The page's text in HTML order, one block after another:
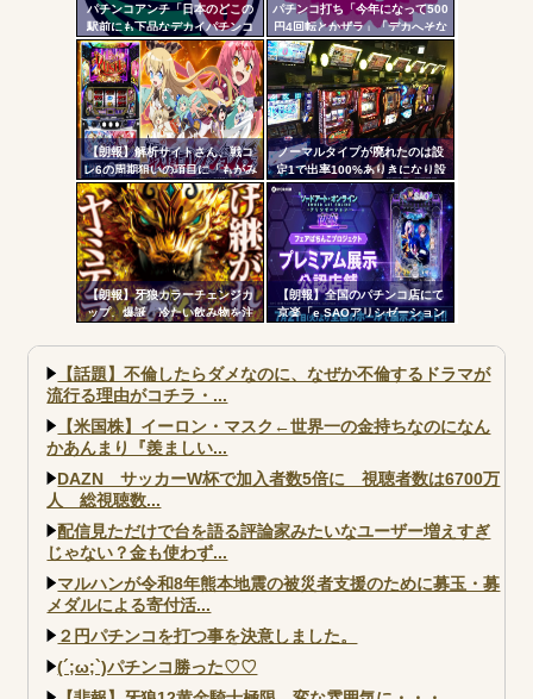
パチンコアンチ「日本のどこの
駅前にも下品なデカイパチンコ
屋があって恥ずかしい」
パチンコ打ち「今年になって500
円4回転とかザラ」「デカへそな
のに10回転とかザラ」←これほ
んまかよ？
【朗報】解析サイトさん、戦コ
レ6の周期狙いの項目に「もがみ
んの尻画像」を採用
ノーマルタイプが廃れたのは設
定1で出率100%ありきになり設
定1放置がデフォになったから
【朗報】牙狼カラーチェンジカ
ップ、爆誕 冷たい飲み物を注
【朗報】全国のパチンコ店にて
京楽「e SAOアリシゼーション
が始まる！SAOファンは急
げ！！！
【話題】不倫したらダメなのに、なぜか不倫するドラマが
流行る理由がコチラ・...
【米国株】イーロン・マスク←世界一の金持ちなのになん
かあんまり『羨ましい...
DAZN サッカーW杯で加入者数5倍に 視聴者数は6700万
人 総視聴数...
配信見ただけで台を語る評論家みたいなユーザー増えすぎ
じゃない？金も使わず...
マルハンが令和8年熊本地震の被災者支援のために募玉・募
メダルによる寄付活...
２円パチンコを打つ事を決意しました。
(´;ω;`)パチンコ勝った♡♡